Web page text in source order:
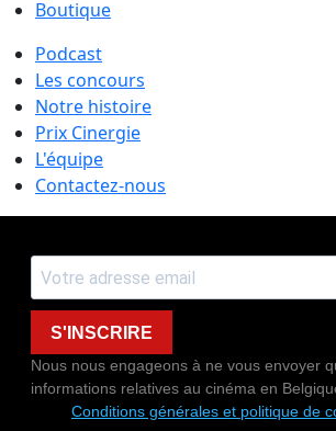
Boutique
Podcast
Les concours
Notre histoire
Prix Cinergie
L'équipe
Contactez-nous
S'INSCRIRE
Nous nous engageons à ne vous envoyer
informations relatives au cinéma en
Conditions générales et politique de